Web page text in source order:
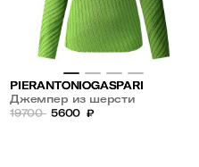
PIERANTONIOGASPARI
Джемпер из шерсти
19700 5600 ₽